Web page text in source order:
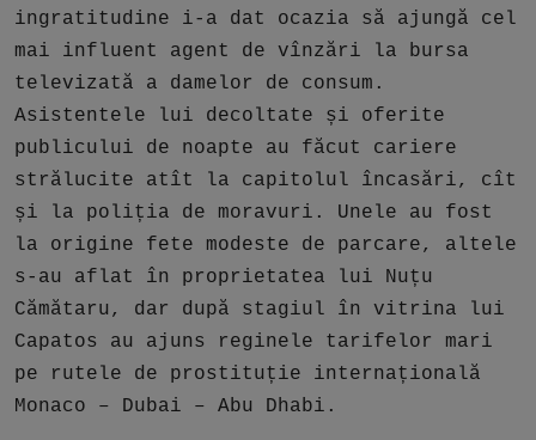
ingratitudine i-a dat ocazia să ajungă cel
mai influent agent de vînzări la bursa
televizată a damelor de consum.
Asistentele lui decoltate și oferite
publicului de noapte au făcut cariere
strălucite atît la capitolul încasări, cît
și la poliția de moravuri. Unele au fost
la origine fete modeste de parcare, altele
s-au aflat în proprietatea lui Nuțu
Cămătaru, dar după stagiul în vitrina lui
Capatos au ajuns reginele tarifelor mari
pe rutele de prostituție internațională
Monaco – Dubai – Abu Dhabi.